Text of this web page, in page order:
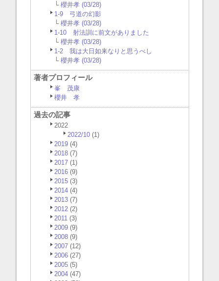
└ 櫻井孝 (03/28)
1-9 弓道の幻影
└ 櫻井孝 (03/28)
1-10 射法訓に前文がありました
└ 櫻井孝 (03/28)
1-2 我は大日如来なりと思うべし
└ 櫻井孝 (03/28)
著者プロフィール
峯 茂康
櫻井 孝
過去の記事
2022
2022/10(1)
2019(4)
2018(7)
2017(1)
2016(9)
2015(3)
2014(4)
2013(7)
2012(2)
2011 (3)
2009(9)
2008(9)
2007(12)
2006(27)
2005(5)
2004(47)